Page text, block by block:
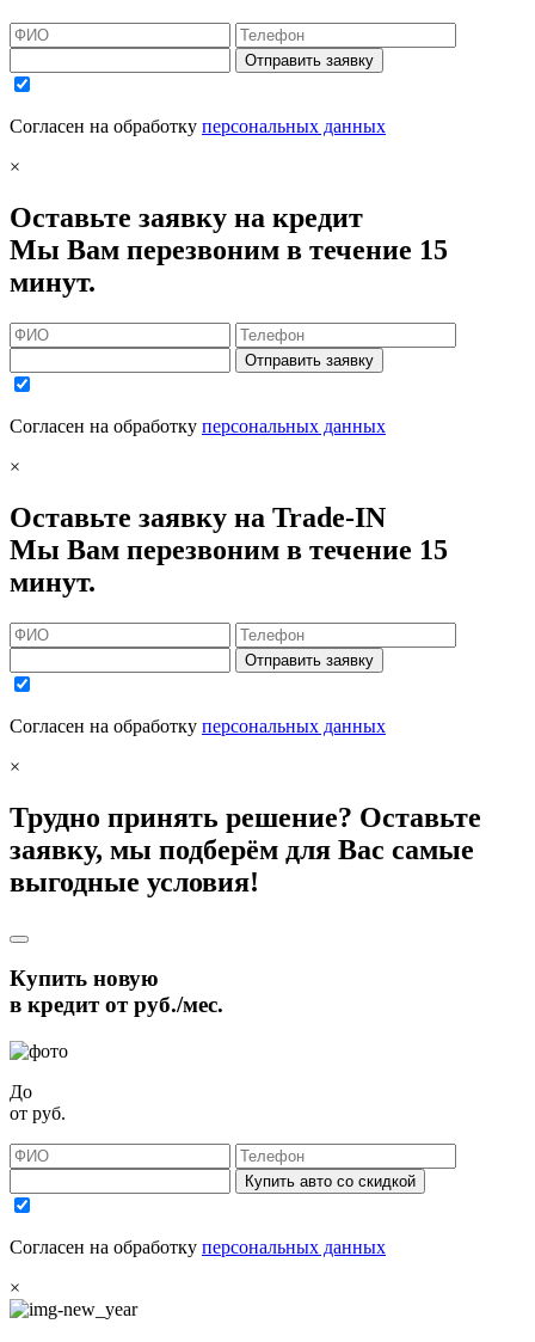
Отправить заявку
Согласен на обработку персональных данных
×
Оставьте заявку на кредит
Мы Вам перезвоним в течение 15
минут.
Отправить заявку
Согласен на обработку персональных данных
×
Оставьте заявку на Trade-IN
Мы Вам перезвоним в течение 15
минут.
Отправить заявку
Согласен на обработку персональных данных
×
Трудно принять решение? Оставьте
заявку, мы подберём для Вас самые
выгодные условия!
Купить новую
в кредит отруб./мес.
До
от руб.
Купить авто со скидкой
Согласен на обработку персональных данных
×